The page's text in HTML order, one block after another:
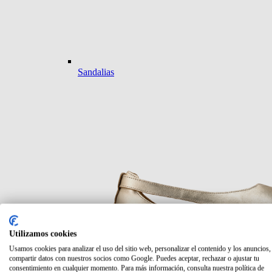
Sandalias
Utilizamos cookies
Usamos cookies para analizar el uso del sitio web, personalizar el contenido y los
compartir datos con nuestros socios como Google. Puedes aceptar, rechazar o ajustar tu
consentimiento en cualquier momento. Para más información, consulta nuestra política de